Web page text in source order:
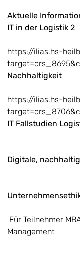
Aktuelle
IT in der Logistik 2
https://ilias.hs-
Nachhaltigkeit
https://ilias.hs-
IT Fallstudien
Digitale,
Für Teilnehmer
Management